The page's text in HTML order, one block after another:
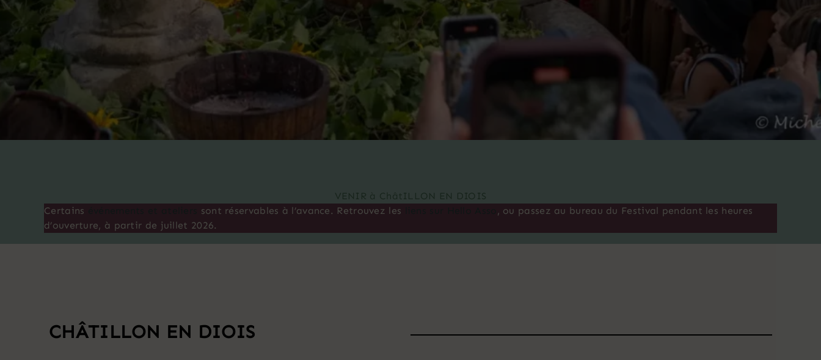
VENIR à ChâtILLON EN DIOIS
Certains
sont réservables à l’avance. Retrouvez les
, ou passez au bureau du Festival pendant les heures
d’ouverture, à partir de juillet 2026.
CHÂTILLON EN DIOIS